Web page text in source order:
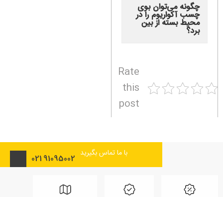
چگونه می‌توان بوی
چسب آکواریوم را در
محیط بسته از بین
برد؟
Rate
this
post
91095002
021 با ما تماس بگیرید